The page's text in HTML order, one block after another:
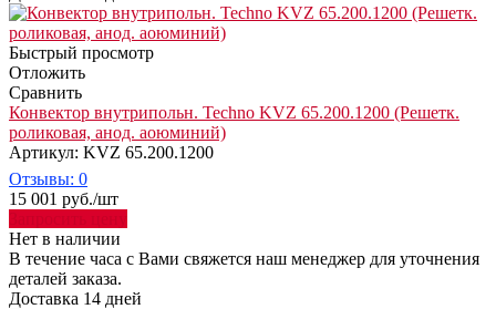
Быстрый просмотр
Отложить
Сравнить
Конвектор внутрипольн. Techno KVZ 65.200.1200 (Решетк.
роликовая, анод. аоюминий)
Артикул: KVZ 65.200.1200
Отзывы: 0
15 001 руб./шт
Нет в наличии
В течение часа с Вами свяжется наш менеджер для уточнения
деталей заказа.
Доставка 14 дней